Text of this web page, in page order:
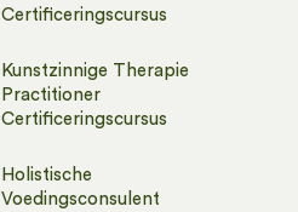
Certificeringscursus
Kunstzinnige Therapie
Practitioner
Certificeringscursus
Holistische
Voedingsconsulent